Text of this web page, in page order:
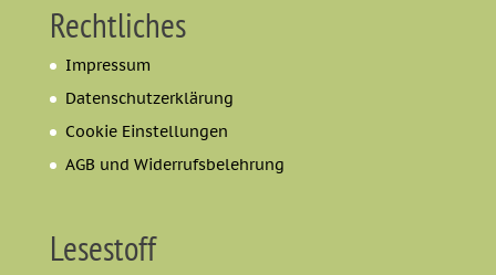
Rechtliches
Impressum
Datenschutzerklärung
Cookie Einstellungen
AGB und Widerrufsbelehrung
Lesestoff